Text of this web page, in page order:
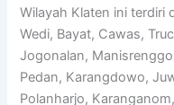
Wilayah Klaten ini terdiri
Wedi, Bayat, Cawas,
Jogonalan,
Pedan, Karangdowo,
Polanharjo,